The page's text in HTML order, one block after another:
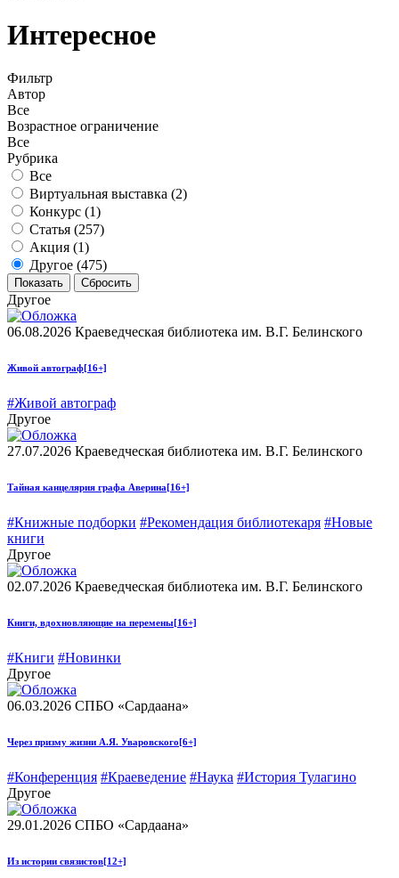
Интересное
Фильтр
Автор
Все
Возрастное ограничение
Все
Рубрика
Все
Виртуальная выставка (2)
Конкурс (1)
Статья (257)
Акция (1)
Другое (475)
Другое
06.08.2026 Краеведческая библиотека им. В.Г. Белинского
Живой автограф[16+]
#Живой автограф
Другое
27.07.2026 Краеведческая библиотека им. В.Г. Белинского
Тайная канцелярия графа Аверина [16+]
#Книжные подборки #Рекомендация библиотекаря #Новые
книги
Другое
02.07.2026 Краеведческая библиотека им. В.Г. Белинского
Книги, вдохновляющие на перемены[16+]
#Книги #Новинки
Другое
06.03.2026 СПБО «Сардаана»
Через призму жизни А.Я. Уваровского[6+]
#Конференция #Краеведение #Наука #История Тулагино
Другое
29.01.2026 СПБО «Сардаана»
Из истории связистов[12+]